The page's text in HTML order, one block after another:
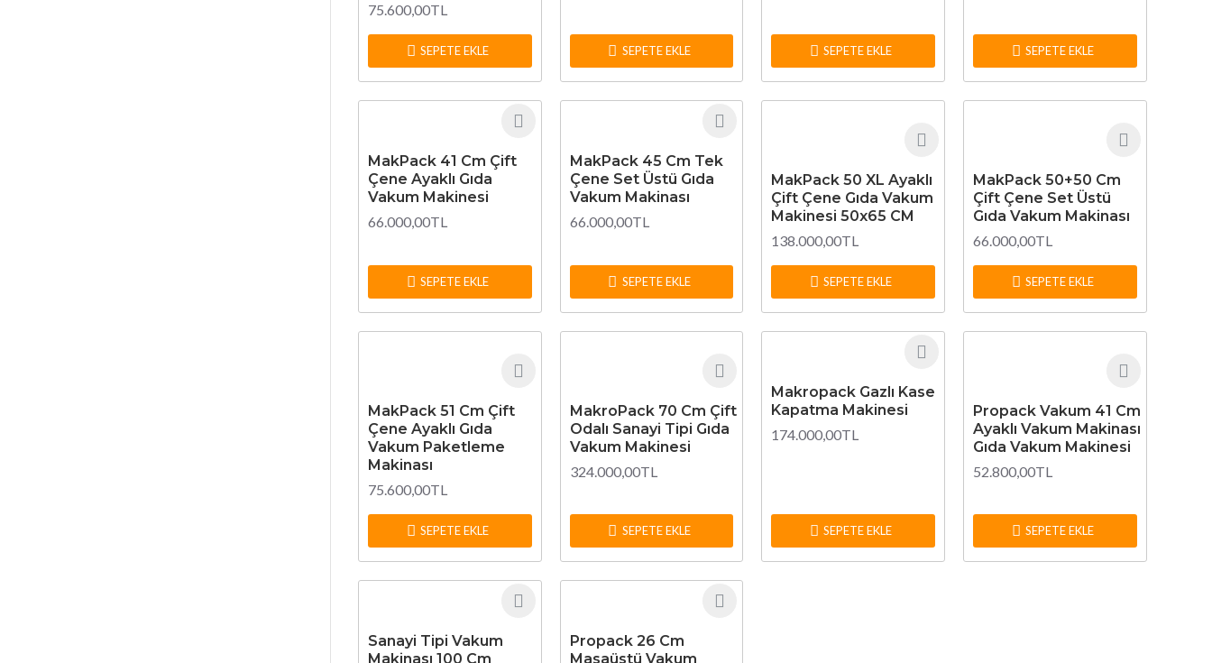
75.600,00TL
SEPETE EKLE SEPETE EKLE SEPETE EKLE SEPETE EKLE
MakPack 41 Cm Çift
Çene Ayaklı Gıda
Vakum Makinesi
66.000,00TL
SEPETE EKLE
MakPack 45 Cm Tek
Çene Set Üstü Gıda
Vakum Makinası
66.000,00TL
SEPETE EKLE
MakPack 50 XL Ayaklı
Çift Çene Gıda Vakum
Makinesi 50x65 CM
138.000,00TL
SEPETE EKLE
MakPack 50+50 Cm
Çift Çene Set Üstü
Gıda Vakum Makinası
66.000,00TL
SEPETE EKLE
MakPack 51 Cm Çift
Çene Ayaklı Gıda
Vakum Paketleme
Makinası
75.600,00TL
SEPETE EKLE
MakroPack 70 Cm Çift
Odalı Sanayi Tipi Gıda
Vakum Makinesi
324.000,00TL
SEPETE EKLE
Makropack Gazlı Kase
Kapatma Makinesi
174.000,00TL
SEPETE EKLE
Propack Vakum 41 Cm
Ayaklı Vakum Makinası
Gıda Vakum Makinesi
52.800,00TL
SEPETE EKLE
Sanayi Tipi Vakum
Makinası 100 Cm
Propack 26 Cm
Masaüstü Vakum